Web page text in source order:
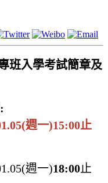
班入學考試簡章及
週一)15:00止
週一)18:00止